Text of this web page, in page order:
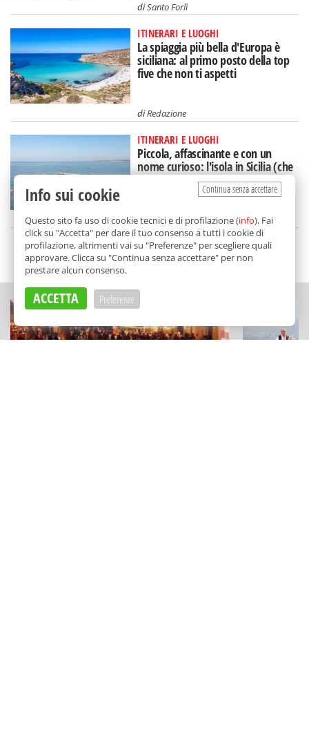
diSanto Forlì
ITINERARI E LUOGHI
La spiaggia più bella d'Europa è
siciliana: al primo posto della top
five che non ti aspetti
diRedazione
ITINERARI E LUOGHI
Piccola, affascinante e con un
nome curioso: l'isola in Sicilia (che
rischia di scomparire)
diFederica Puglisi
SCELTO DA BALARM
Continua senza accettare
Info sui cookie
Questo sito fa uso di cookie tecnici e di profilazione (info). Fai
click su "Accetta" per dare il tuo consenso a tutti i cookie di
profilazione, altrimenti vai su "Preferenze" per scegliere quali
approvare. Clicca su "Continua senza accettare" per non
prestare alcun consenso.
ACCETTA Preferenze